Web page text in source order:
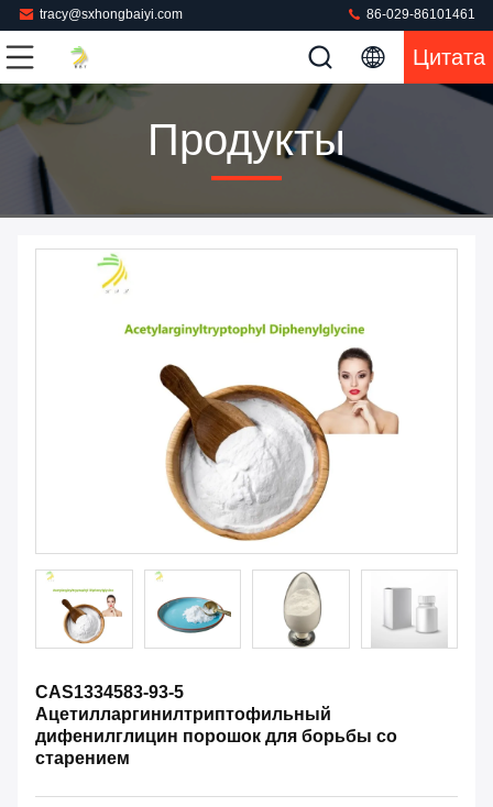
tracy@sxhongbaiyi.com 86-029-86101461
Цитата
Продукты
CAS1334583-93-5
Ацетилларгинилтриптофильный
дифенилглицин порошок для борьбы со
старением